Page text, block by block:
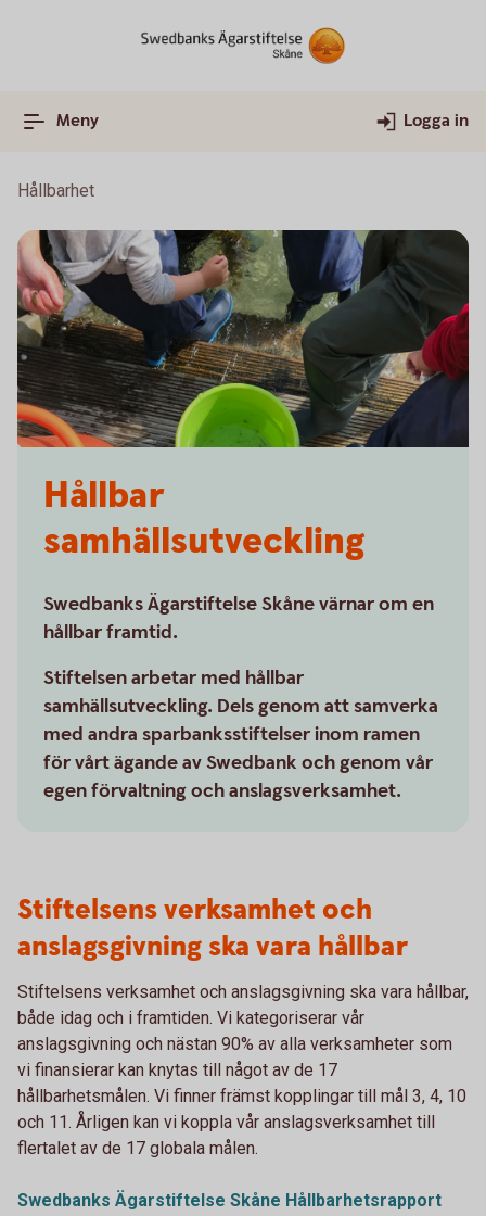
Meny Logga in
Hållbarhet
Hållbar
samhällsutveckling
Swedbanks Ägarstiftelse Skåne värnar om en
hållbar framtid.
Stiftelsen arbetar med hållbar
samhällsutveckling. Dels genom att samverka
med andra sparbanksstiftelser inom ramen
för vårt ägande av Swedbank och genom vår
egen förvaltning och anslagsverksamhet.
Stiftelsens verksamhet och
anslagsgivning ska vara hållbar
Stiftelsens verksamhet och anslagsgivning ska vara hållbar,
både idag och i framtiden. Vi kategoriserar vår
anslagsgivning och nästan 90% av alla verksamheter som
vi finansierar kan knytas till något av de 17
hållbarhetsmålen. Vi finner främst kopplingar till mål 3, 4, 10
och 11. Årligen kan vi koppla vår anslagsverksamhet till
flertalet av de 17 globala målen.
Swedbanks Ägarstiftelse Skåne Hållbarhetsrapport